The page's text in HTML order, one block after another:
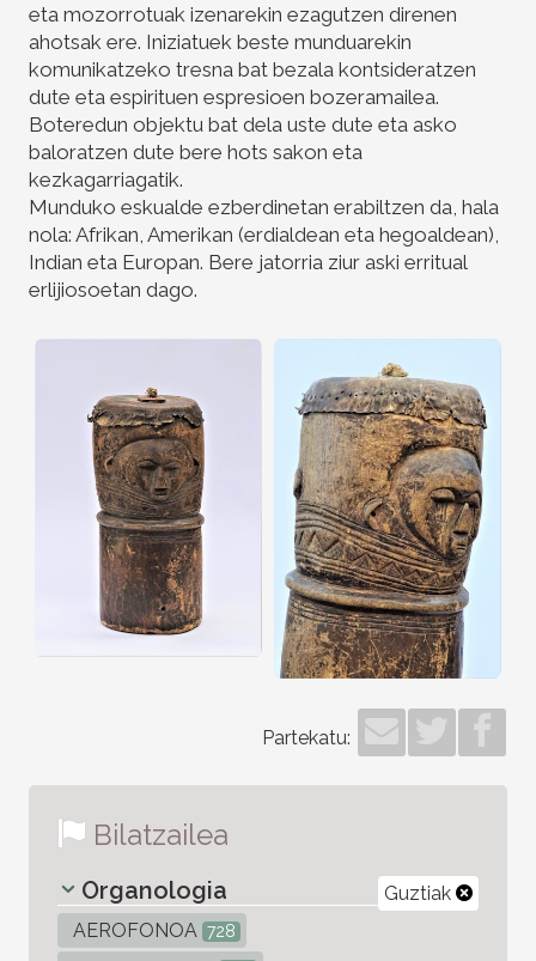
eta mozorrotuak izenarekin ezagutzen direnen
ahotsak ere. Iniziatuek beste munduarekin
komunikatzeko tresna bat bezala kontsideratzen
dute eta espirituen espresioen bozeramailea.
Boteredun objektu bat dela uste dute eta asko
baloratzen dute bere hots sakon eta
kezkagarriagatik.
Munduko eskualde ezberdinetan erabiltzen da, hala
nola: Afrikan, Amerikan (erdialdean eta hegoaldean),
Indian eta Europan. Bere jatorria ziur aski erritual
erlijiosoetan dago.
Partekatu:
Bilatzailea
Guztiak
Organologia
AEROFONOA 728